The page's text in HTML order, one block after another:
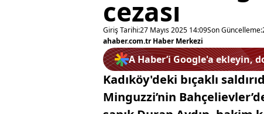
cezası
Giriş Tarihi:27 Mayıs 2025 14:09Son Güncelleme:
ahaber.com.tr Haber Merkezi
A Haber’i Google'a ekleyin,
Kadıköy'deki bıçaklı
Minguzzi’nin